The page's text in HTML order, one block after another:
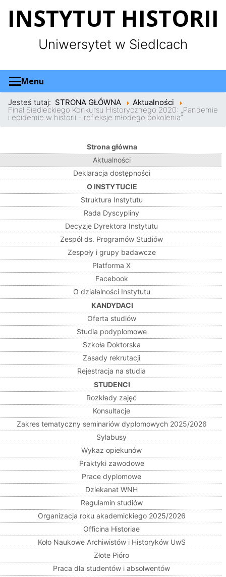
INSTYTUT HISTORII
Uniwersytet w Siedlcach
Menu
Jesteś tutaj: STRONA GŁÓWNA Aktualności
Finał Siedleckiego Konkursu Historycznego 2020: „Pandemie
i epidemie w historii - refleksje młodego pokolenia”
Strona główna
Aktualności
Deklaracja dostępności
O INSTYTUCIE
Struktura Instytutu
Rada Dyscypliny
Decyzje Dyrektora Instytutu
Zespół ds. Programów Studiów
Zespoły i grupy badawcze
Platforma X
Facebook
O działalności Instytutu
KANDYDACI
Oferta studiów
Studia podyplomowe
Szkoła Doktorska
Zasady rekrutacji
Rejestracja na studia
STUDENCI
Rozkłady zajęć
Konsultacje
Zakres tematyczny seminariów dyplomowych 2025/2026
Sylabusy
Wykaz opiekunów
Praktyki zawodowe
Prace dyplomowe
Dziekanat WNH
Regulamin studiów
Organizacja roku akademickiego 2025/2026
Officina Historiae
Koło Naukowe Archiwistów i Historyków UwS
Złote Pióro
Praca dla studentów i absolwentów